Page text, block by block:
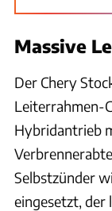
Massive
Der Chery
Leiterrahmen-
Hybridantrieb
Selbstzünder
eingesetzt, der